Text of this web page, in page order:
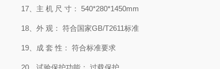
17、主 机 尺 寸： 540*280*1450mm
18、外 观： 符合国家GB/T2611标准
19、成 套 性： 符合标准要求
20、试验保护功能： 过载保护